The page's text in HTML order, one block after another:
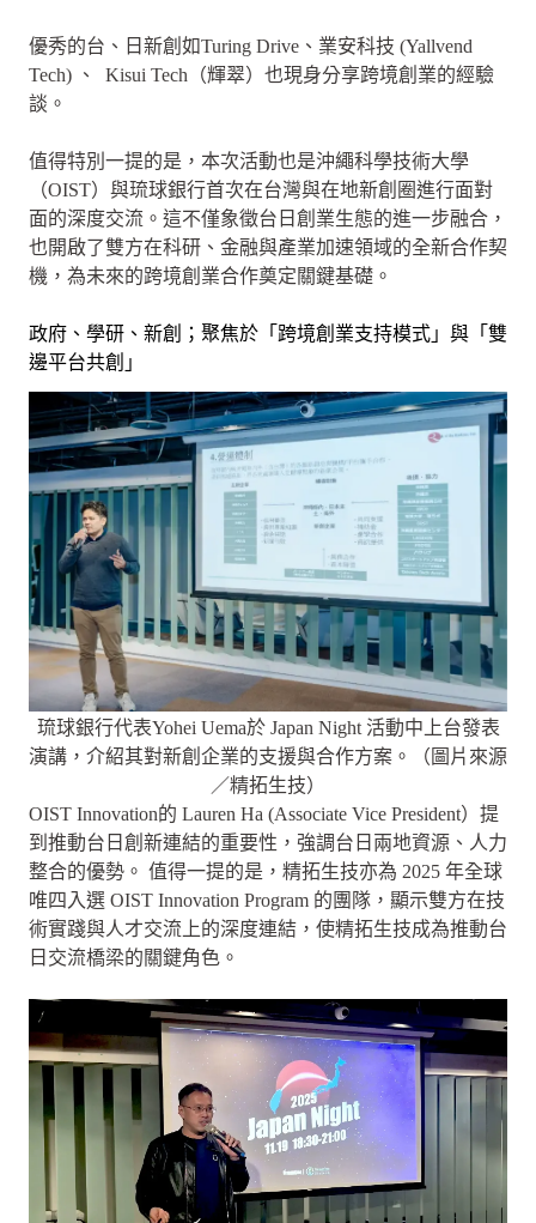
優秀的台、日新創如Turing Drive、業安科技 (​Yallvend
Tech) 、 Kisui Tech（輝翠）也現身分享跨境創業的經驗
談。
值得特別一提的是，本次活動也是沖繩科學技術大學
（OIST）與琉球銀行首次在台灣與在地新創圈進行面對
面的深度交流。這不僅象徵台日創業生態的進一步融合，
也開啟了雙方在科研、金融與產業加速領域的全新合作契
機，為未來的跨境創業合作奠定關鍵基礎。
政府、學研、新創；聚焦於「跨境創業支持模式」與「雙
邊平台共創」
琉球銀行代表Yohei Uema於 Japan Night 活動中上台發表
演講，介紹其對新創企業的支援與合作方案。（圖片來源
／精拓生技）
OIST Innovation的 Lauren Ha (Associate Vice President）提
到推動台日創新連結的重要性，強調台日兩地資源、人力
整合的優勢。 值得一提的是，精拓生技亦為 2025 年全球
唯四入選 OIST Innovation Program 的團隊，顯示雙方在技
術實踐與人才交流上的深度連結，使精拓生技成為推動台
日交流橋梁的關鍵角色。